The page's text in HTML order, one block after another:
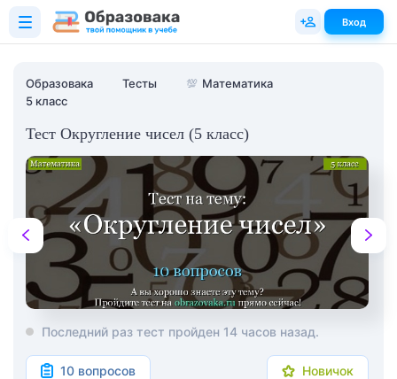
Образовака Тесты 💯 Математика
5 класс
Тест Округление чисел (5 класс)
Последний раз тест пройден 14 часов назад.
10 вопросов Новичок
Вход